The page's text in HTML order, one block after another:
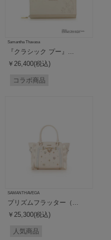
Samantha Thavasa
『クラシック プー』...
￥26,400(税込)
コラボ商品
SAMANTHAVEGA
プリズムフラッター（...
￥25,300(税込)
人気商品